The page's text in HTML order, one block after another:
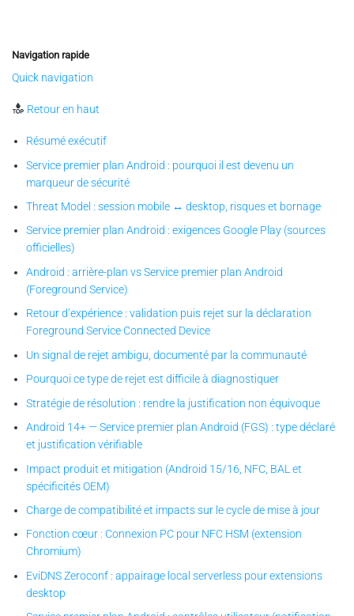
Navigation rapide
Quick navigation
Retour en haut
Résumé exécutif
Service premier plan Android : pourquoi il est devenu un
marqueur de sécurité
Threat Model : session mobile ↔ desktop, risques et bornage
Service premier plan Android : exigences Google Play (sources
officielles)
Android : arrière-plan vs Service premier plan Android
(Foreground Service)
Retour d’expérience : validation puis rejet sur la déclaration
Foreground Service Connected Device
Un signal de rejet ambigu, documenté par la communauté
Pourquoi ce type de rejet est difficile à diagnostiquer
Stratégie de résolution : rendre la justification non équivoque
Android 14+ — Service premier plan Android (FGS) : type déclaré
et justification vérifiable
Impact produit et mitigation (Android 15/16, NFC, BAL et
spécificités OEM)
Charge de compatibilité et impacts sur le cycle de mise à jour
Fonction cœur : Connexion PC pour NFC HSM (extension
Chromium)
EviDNS Zeroconf : appairage local serverless pour extensions
desktop